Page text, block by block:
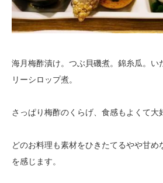
海月梅酢漬け。つぶ貝磯煮。錦糸瓜。い
リーシロップ煮。
さっぱり梅酢のくらげ、食感もよくて大
どのお料理も素材をひきたてるやや甘め
を感じます。